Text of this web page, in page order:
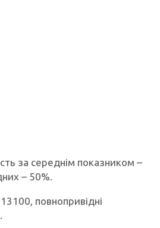
за середнім показником –
– 50%.
повнопривідні